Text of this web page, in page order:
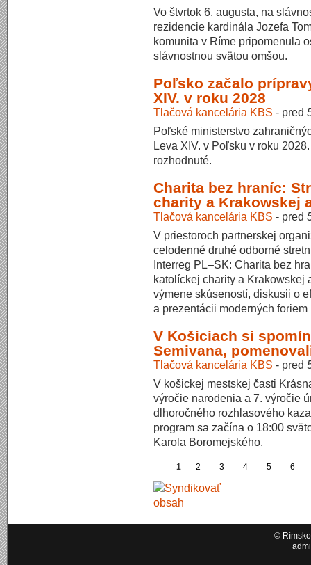
Vo štvrtok 6. augusta, na
rezidencie kardinála Jozefa
komunita v Ríme pripomenula
slávnostnou svätou omšou.
Poľsko začalo
XIV. v roku 2028
Tlačová kancelária KBS - pred
Poľské ministerstvo
Leva XIV. v Poľsku v roku
rozhodnuté.
Charita bez hraníc:
charity a Krakowskej
Tlačová kancelária KBS - pred
V priestoroch partnerskej
celodenné druhé odborné
Interreg PL–SK: Charita bez
katolíckej charity a Krakowskej
výmene skúseností, diskusii o
a prezentácii moderných
V Košiciach si
Semivana,
Tlačová kancelária KBS - pred
V košickej mestskej časti
výročie narodenia a 7. výročie
dlhoročného rozhlasového
program sa začína o 18:00
Karola Boromejského.
1 2 3 4 5 6
©